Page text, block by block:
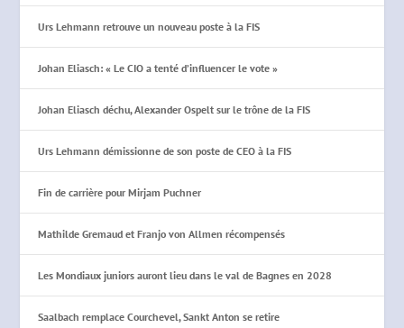
Urs Lehmann retrouve un nouveau poste à la FIS
Johan Eliasch: « Le CIO a tenté d’influencer le vote »
Johan Eliasch déchu, Alexander Ospelt sur le trône de la FIS
Urs Lehmann démissionne de son poste de CEO à la FIS
Fin de carrière pour Mirjam Puchner
Mathilde Gremaud et Franjo von Allmen récompensés
Les Mondiaux juniors auront lieu dans le val de Bagnes en 2028
Saalbach remplace Courchevel, Sankt Anton se retire